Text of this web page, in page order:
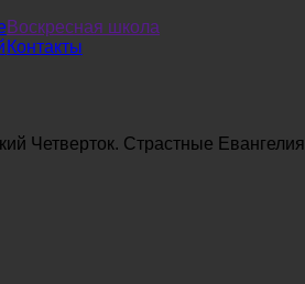
Воскресная школа
Контакты
Четверток. Страстные Евангелия